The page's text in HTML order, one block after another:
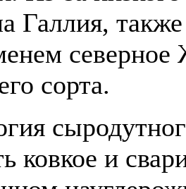
Галлия,
северное
сорта.
ковкое и